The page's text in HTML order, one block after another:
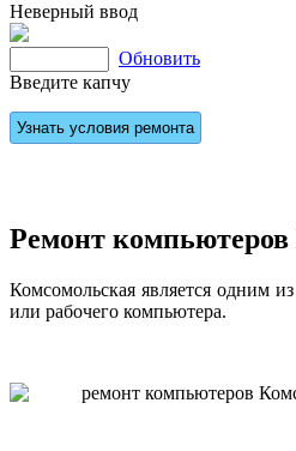
Неверный ввод
Обновить
Введите капчу
Ремонт
Комсомольская является одним
или рабочего компьютера.